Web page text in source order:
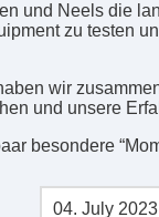
und Neels die
zu testen
wir
und unsere
besondere
04. July 2023